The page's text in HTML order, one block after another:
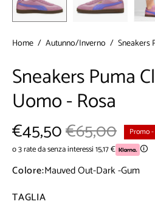
Home / Autunno/Inverno / Sneakers
Sneakers Puma
Uomo - Rosa
€45,50€65,00 Promo-
o 3 rate da senza interessi 15,17 € 🛈
Colore:Mauved Out-Dark -Gum
TAGLIA